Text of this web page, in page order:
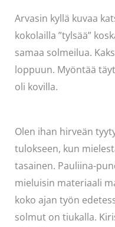
Arvasin kyllä kuvaa
kokolailla ”tylsää”
samaa solmeilua.
loppuun. Myöntää
oli kovilla.
Olen ihan hirveän
tulokseen, kun
tasainen. Pauliina-
mieluisin materiaali
koko ajan työn
solmut on tiukalla.